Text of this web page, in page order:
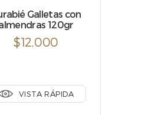
Galletas con
120gr
$12,000
VISTA RÁPIDA